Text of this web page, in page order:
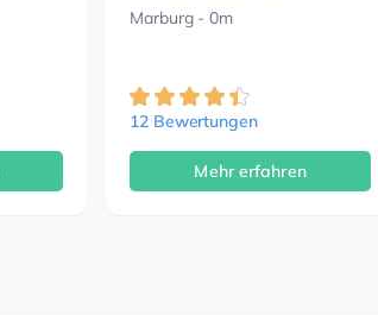
Marburg- 0m
12 Bewertungen
Mehr erfahren